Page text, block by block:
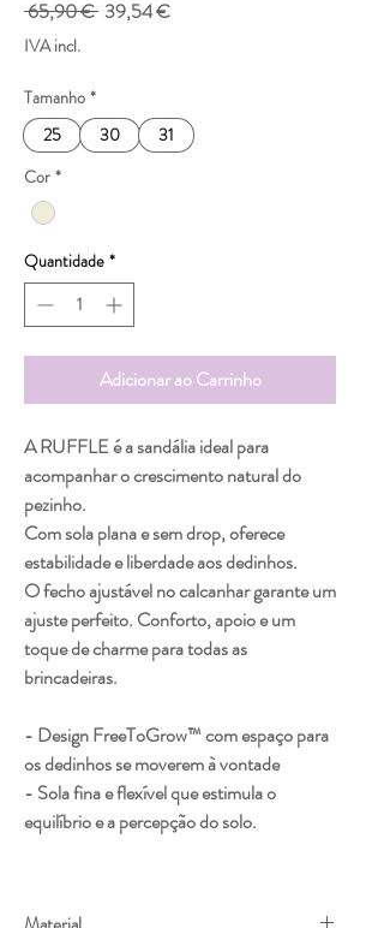
65,90 € Preço
39,54 €Preço
IVA incl.
Tamanho *
25
30
31
Cor *
Quantidade *
Adicionar ao Carrinho
A RUFFLE é a sandália ideal para
acompanhar o crescimento natural do
pezinho.
Com sola plana e sem drop, oferece
estabilidade e liberdade aos dedinhos.
O fecho ajustável no calcanhar garante um
ajuste perfeito. Conforto, apoio e um
toque de charme para todas as
brincadeiras.
- Design FreeToGrow™ com espaço para
os dedinhos se moverem à vontade
- Sola fina e flexível que estimula o
equilíbrio e a percepção do solo.